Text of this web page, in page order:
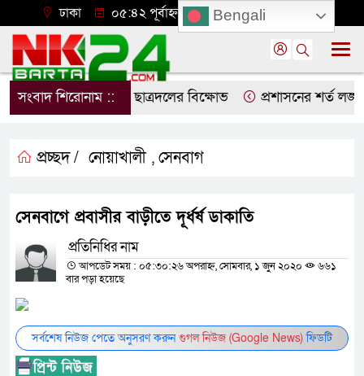
ঢাকা ০৫:৪২ পূর্বাহ্ন, বৃহস্পতিবার, ০৬ অগাস্ট ২০২৬
সংবাদ শিরোনাম ::
নোয়াখালীতে ছাত্রদলের বিক্ষোভ প্রশাসনের শর্ত লঙ্ঘন
প্রচ্ছদ / নোয়াখালী , সেনবাগ
সেনবাগে প্রবাসীর বাড়ীতে দূর্ধর্ষ ডাকাতি
প্রতিনিধির নাম
আপডেট সময় : ০৫:৩০:২৬ অপরাহ্ন, সোমবার, ১ জুন ২০২০
৬৬১
বার পড়া হয়েছে
সর্বশেষ নিউজ পেতে অনুসরণ করুনগুগল নিউজ (Google News)ফিডটি
Bengali